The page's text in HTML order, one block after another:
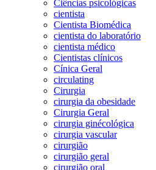
Ciências psicológicas
cientista
Cientista Biomédica
cientista do laboratório
cientista médico
Cientistas clínicos
Cínica Geral
circulating
Cirurgia
cirurgia da obesidade
Cirurgia Geral
cirurgia ginécológica
cirurgia vascular
cirurgião
cirurgião geral
cirurgião oral